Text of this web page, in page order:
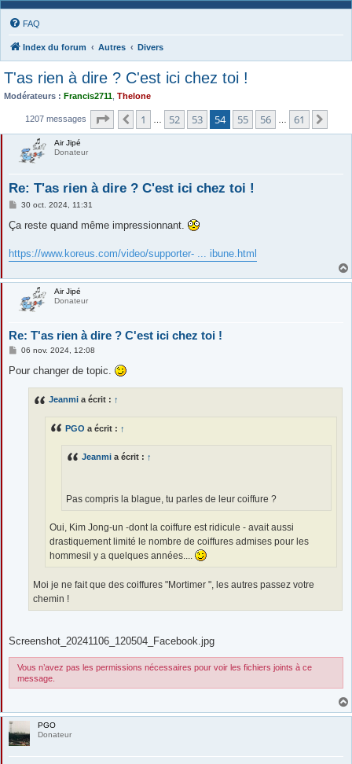
FAQ
Index du forum Autres Divers
T'as rien à dire ? C'est ici chez toi !
Modérateurs : Francis2711 Thelone
1207 messages Page 54 61
Précédente
1 52 53 54 55 56 61
Air Jipé
Donateur
Re: T'as rien à dire ? C'est ici chez toi !
M
s
g
e
30 oct. 2024, 11:31
Ça reste quand même impressionnant.
https://www.koreus.com/video/supporter- ... ibune.html
Air Jipé
Donateur
Re: T'as rien à dire ? C'est ici chez toi !
M
s
06 nov. 2024, 12:08
Pour changer de topic.
Jeanmi a écrit : ↑
PGO a écrit : ↑
Jeanmi a écrit : ↑
Pas compris la blague, tu parles de leur coiffure ?
Oui, Kim Jong-un -dont la coiffure est ridicule - avait aussi
drastiquement limité le nombre de coiffures admises pour les
hommesil y a quelques années....
Moi je ne fait que des coiffures "Mortimer ", les autres passez votre
chemin !
Screenshot_20241106_120504_Facebook.jpg
Vous n’avez pas les permissions nécessaires pour voir les fichiers joints à ce
message.
PGO
Donateur